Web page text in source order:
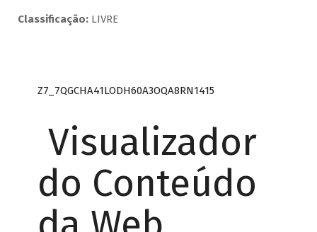
Classificação:LIVRE
Z7_7QGCHA41LODH60A3OQA8RN1415
Visualizador
do Conteúdo